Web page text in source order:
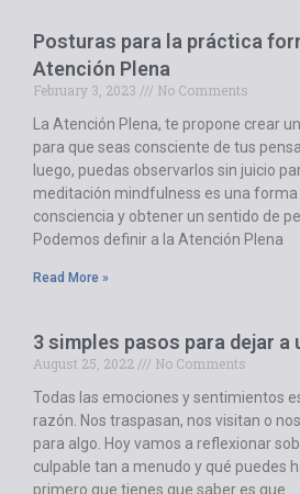
Posturas para la práctica
Atención Plena
February 3, 2023
No Comments
La Atención Plena, te propone crear
para que seas consciente de tus
luego, puedas observarlos sin juicio
meditación mindfulness es una
consciencia y obtener un sentido de
Podemos definir a la Atención Plena
Read More »
3 simples pasos para dejar a
August 25, 2022
No Comments
Todas las emociones y sentimientos
razón. Nos traspasan, nos visitan o
para algo. Hoy vamos a reflexionar
culpable tan a menudo y qué puedes
primero que tienes que saber es que